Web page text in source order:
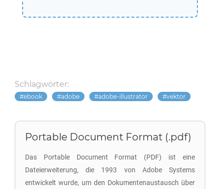
Schlagwörter:
ebook adobe adobe-illustrator vektor
Portable Document Format (.pdf)
Das Portable Document Format (PDF) ist eine
Dateierweiterung, die 1993 von Adobe Systems
entwickelt wurde, um den Dokumentenaustausch über